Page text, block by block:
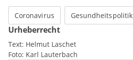
Coronavirus Gesundheitspolitik
Urheberrecht
Text: Helmut Laschet
Foto: Karl Lauterbach